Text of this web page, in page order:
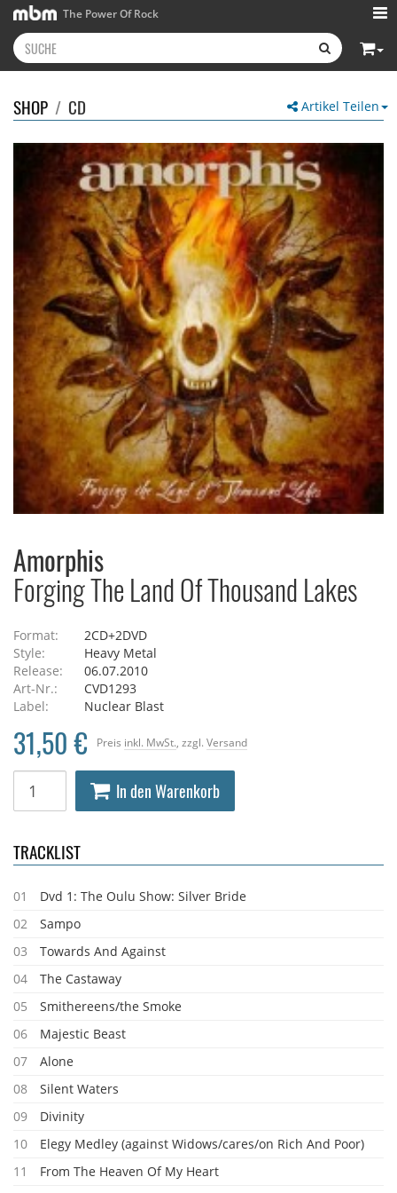
The Power Of Rock
Artikel Teilen
SHOP / CD
Amorphis
Forging The Land Of Thousand Lakes
Format:
2CD+2DVD
Style:
Heavy Metal
Release:
06.07.2010
Art-Nr.:
CVD1293
Label:
Nuclear Blast
Preis inkl. MwSt. , zzgl. Versand
31,50 €
In den Warenkorb
TRACKLIST
01
Dvd 1: The Oulu Show: Silver Bride
02
Sampo
03
Towards And Against
04
The Castaway
05
Smithereens/the Smoke
06
Majestic Beast
07
Alone
08
Silent Waters
09
Divinity
10
Elegy Medley (against Widows/cares/on Rich And Poor)
11
From The Heaven Of My Heart